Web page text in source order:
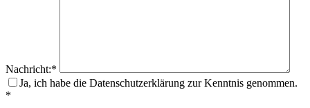
Nachricht:*
Ja, ich habe die Datenschutzerklärung zur Kenntnis genommen.
*